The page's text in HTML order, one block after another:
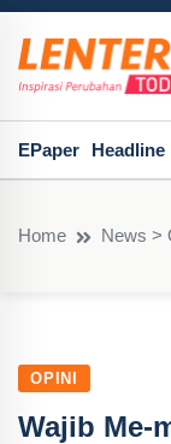
EPaper Headline
Home News >
OPINI
Wajib Me-